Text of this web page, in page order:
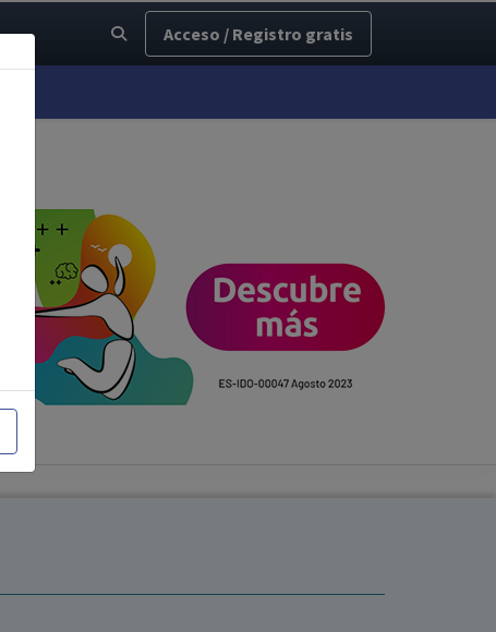
Acceso / Registro gratis